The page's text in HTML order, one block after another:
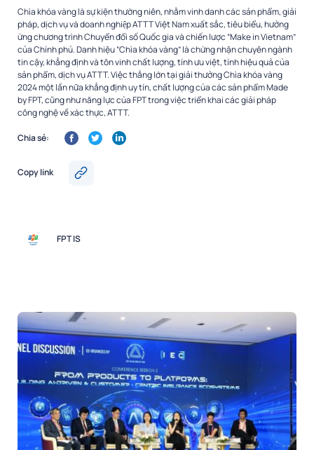
Chìa khóa vàng là sự kiện thường niên, nhằm vinh danh các sản phẩm, giải
pháp, dịch vụ và doanh nghiệp ATTT Việt Nam xuất sắc, tiêu biểu, hưởng
ứng chương trình Chuyển đổi số Quốc gia và chiến lược “Make in Vietnam”
của Chính phủ. Danh hiệu “Chìa khóa vàng” là chứng nhận chuyên ngành
tin cậy, khẳng định và tôn vinh chất lượng, tính ưu việt, tính hiệu quả của
sản phẩm, dịch vụ ATTT.Việc thắng lớn tại giải thưởng Chìa khóa vàng
2024 một lần nữa khẳng định uy tín, chất lượng của các sản phẩm Made
by FPT, cũng như năng lực của FPT trong việc triển khai các giải pháp
công nghệ về xác thực, ATTT.
Chia sẻ:
Copy link
FPT IS